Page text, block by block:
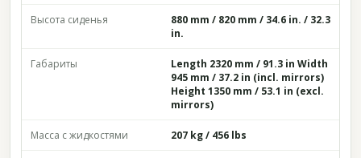
Высота сиденья
880 mm / 820 mm / 34.6 in. / 32.3
in.
Габариты
Length 2320 mm / 91.3 in Width
945 mm / 37.2 in (incl. mirrors)
Height 1350 mm / 53.1 in (excl.
mirrors)
Масса с жидкостями 207 kg / 456 lbs